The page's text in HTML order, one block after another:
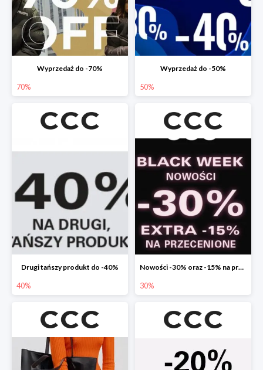
Wyprzedaż do -70%
70%
Wyprzedaż do -50%
50%
Drugi tańszy produkt do -40%
40%
Nowości -30% oraz -15% na przecenione
30%